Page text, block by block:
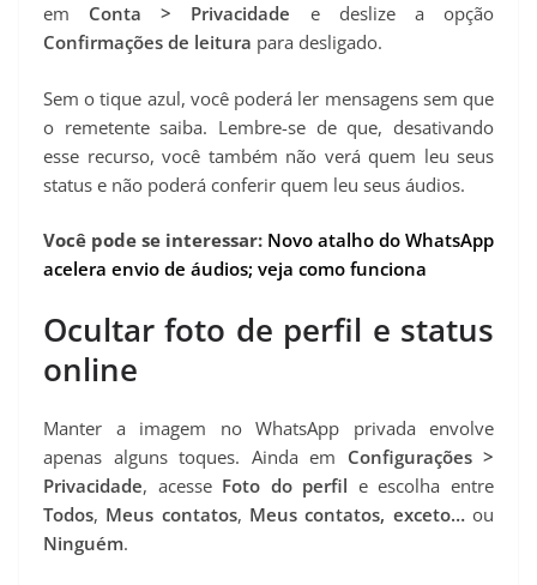
em Conta > Privacidade e deslize a opção
Confirmações de leitura para desligado.
Sem o tique azul, você poderá ler mensagens sem que
o remetente saiba. Lembre-se de que, desativando
esse recurso, você também não verá quem leu seus
status e não poderá conferir quem leu seus áudios.
Você pode se interessar: Novo atalho do WhatsApp
acelera envio de áudios; veja como funciona
Ocultar foto de perfil e status
online
Manter a imagem no WhatsApp privada envolve
apenas alguns toques. Ainda em Configurações >
Privacidade, acesse Foto do perfil e escolha entre
Todos, Meus contatos, Meus contatos, exceto…ou
Ninguém.